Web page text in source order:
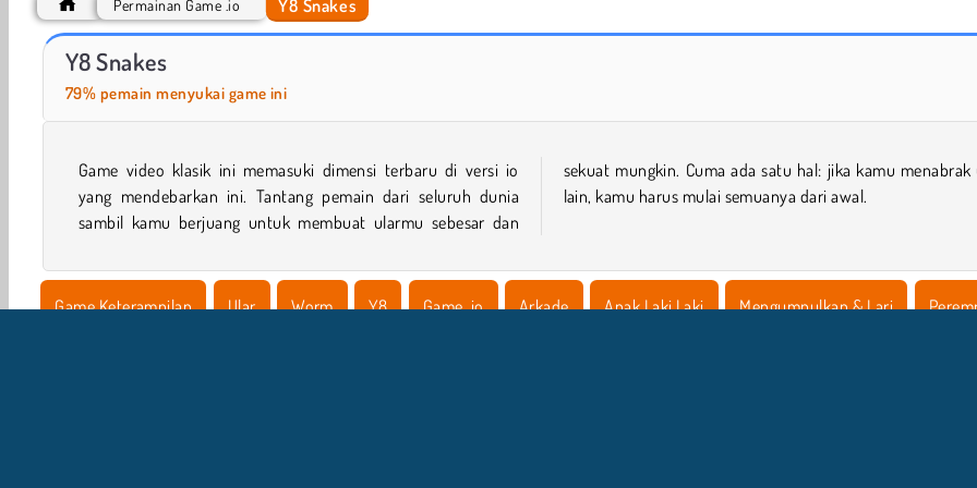
Permainan Game .io Y8 Snakes
Y8 Snakes
79% pemain menyukai game ini
Game video klasik ini memasuki dimensi terbaru di versi io
yang mendebarkan ini. Tantang pemain dari seluruh dunia
sambil kamu berjuang untuk membuat ularmu sebesar dan
sekuat mungkin. Cuma ada satu hal: jika kamu menabrak ular
lain, kamu harus mulai semuanya dari awal.
Game Keterampilan Ular Worm Y8 Game .io Arkade Anak Laki Laki Mengumpulkan & Lari